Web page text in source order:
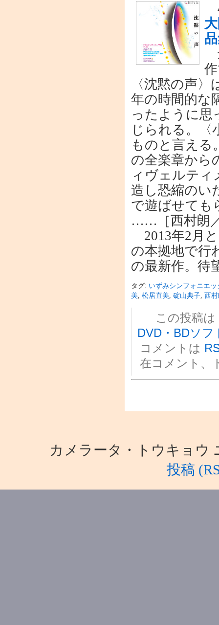
〈沈黙の声
年の時間的な
ったように思
じられる。〈
ものと言える
の全楽章から
ィヴェルティ
造し恐縮のい
で遊ばせても
……［西村朗
2013年2月
の本拠地で行
の最新作。待
タグ: いずみシンフォニエッ
美, 松居直美, 碇山典子, 西
この投稿
DVD・BDソフ
コメントは
在コメント、
カメラータ・トウキョウ
投稿